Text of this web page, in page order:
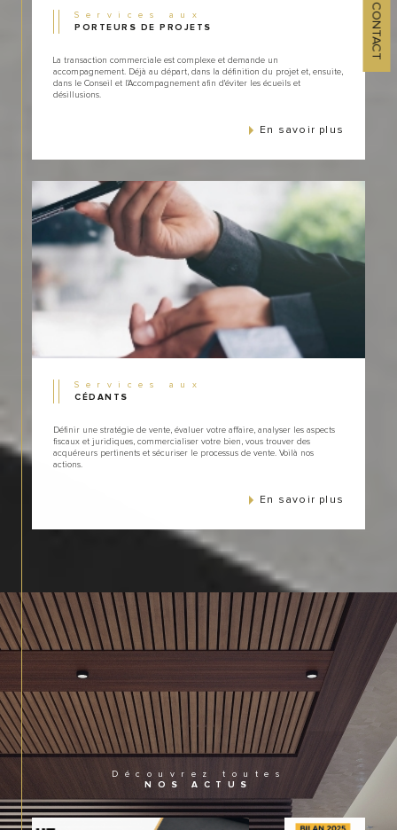
CONTACT
Services aux
PORTEURS DE PROJETS
La transaction commerciale est complexe et demande un
accompagnement. Déjà au départ, dans la définition du projet et, ensuite,
dans le Conseil et l'Accompagnement afin d'éviter les écueils et
désillusions.
En savoir plus
Services aux
CÉDANTS
Définir une stratégie de vente, évaluer votre affaire, analyser les aspects
fiscaux et juridiques, commercialiser votre bien, vous trouver des
acquéreurs pertinents et sécuriser le processus de vente. Voilà nos
actions.
En savoir plus
Découvrez toutes
NOS ACTUS